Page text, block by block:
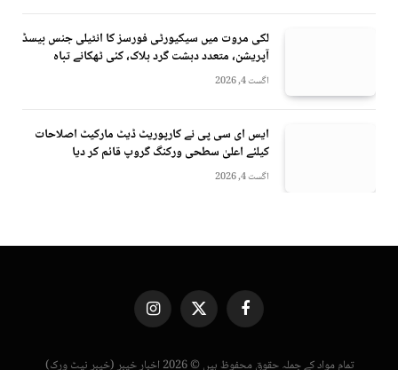
لکی مروت میں سیکیورٹی فورسز کا انٹیلی جنس بیسڈ
آپریشن، متعدد دہشت گرد ہلاک، کئی ٹھکانے تباہ
اگست 4, 2026
ایس ای سی پی نے کارپوریٹ ڈیٹ مارکیٹ اصلاحات
کیلئے اعلیٰ سطحی ورکنگ گروپ قائم کر دیا
اگست 4, 2026
Facebook
X
(Twitter)
Instagram
تمام مواد کے جملہ حقوق محفوظ ہیں © 2026 اخبار خیبر (خیبر نیٹ ورک)